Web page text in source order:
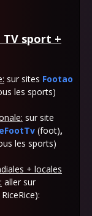
sport +
sur sites Footao
les sports)
sur site
(foot),
les sports)
+ locales
aller sur